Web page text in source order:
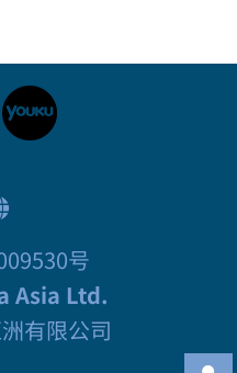
号
Asia Ltd.
有限公司